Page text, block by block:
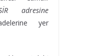
adresine
yer